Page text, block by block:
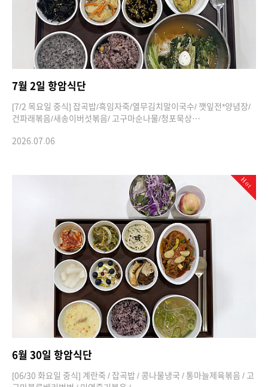
7월 2일 항암식단
[7/2 목요일 중식] 잡곡밥/흑임자죽/열무김치말이국수/ 깻잎전*양념장/
건파래볶음/새송이버섯볶음/ 고구마순나물/청포묵상…
2026.07.06
Hot
6월 30일 항암식단
[06/30 화요일 중식] 계란죽 / 잡곡밥 / 콩나물냉국 / 통마늘제육볶음 / 고